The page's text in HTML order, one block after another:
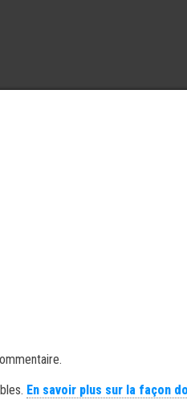
En savoir plus sur la façon